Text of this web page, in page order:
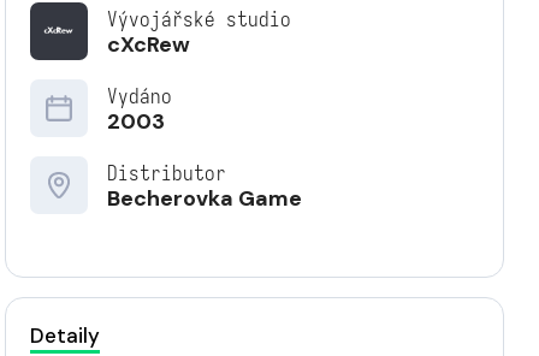
Vývojářské studio
cXcRew
Vydáno
2003
Distributor
Becherovka Game
Detaily